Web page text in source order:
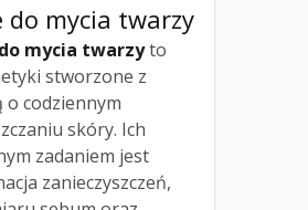
do mycia twarzy
mycia twarzyto
stworzone z
o codziennym
skóry. Ich
zadaniem jest
zanieczyszczeń,